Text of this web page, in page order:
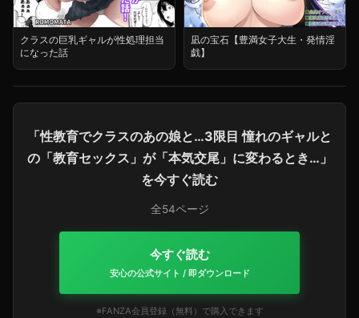
クラスの巨乳ギャルが性処理担当
になった話
凪の宝石【豊満女子大生・発情淫
戯】
「性教育でクラスのあの娘と…3限目 憧れのギャルと
の「教育セックス」が「本気交尾」に変わるとき…」
を今すぐ読む
全54ページ
今すぐ読む
安心の公式サイト / 即ダウンロード
※FANZA会員登録（無料）で購入できます